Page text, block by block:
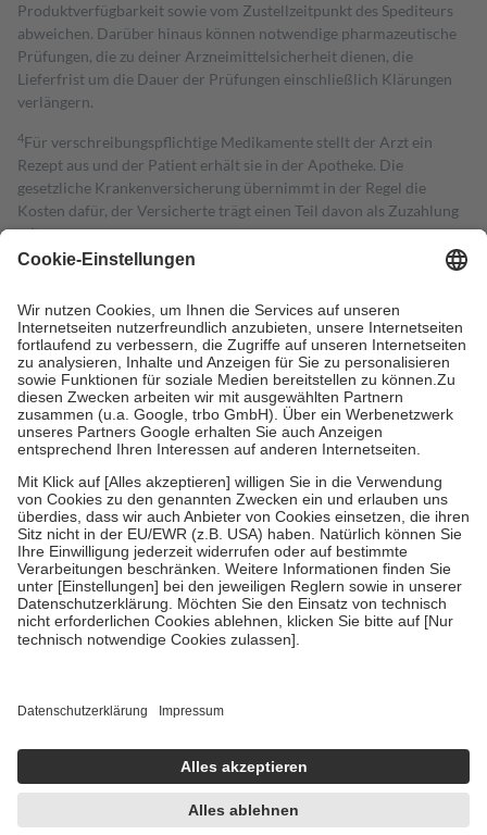
Produktverfügbarkeit sowie vom Zustellzeitpunkt des Spediteurs
abweichen. Darüber hinaus können notwendige pharmazeutische
Prüfungen, die zu deiner Arzneimittelsicherheit dienen, die
Lieferfrist um die Dauer der Prüfungen einschließlich Klärungen
verlängern.
4Für verschreibungspflichtige Medikamente stellt der Arzt ein
Rezept aus und der Patient erhält sie in der Apotheke. Die
gesetzliche Krankenversicherung übernimmt in der Regel die
Kosten dafür, der Versicherte trägt einen Teil davon als Zuzahlung
mit.
Grundsätzlich leisten Mitglieder Zuzahlungen in Höhe von zehn
höchstens zehn Euro.
Es sind jedoch nie mehr als die tatsächlichen
Kosten der Leistung zu entrichten.
Diese Regeln gelten grundsätzlich auch für Online-Apotheken.
Bei Heilmitteln und häuslicher Krankenpflege beträgt die
Zuzahlung zehn Prozent der Kosten sowie zehn Euro je
Verordnung.
Um das Engagement der Versicherten für ihre eigene Gesundheit zu
stärken und die besondere Stellung der Familie zu unterstützen,
fallenkeine Zuzahlungenan bei:
• Kindern und Jugendlichen bis zum vollendeten 18. Lebensjahr
mit Ausnahme der Fahrkosten
• Untersuchungen zur Vorsorge und Früherkennung, die von der
GKV getragen werden
• empfohlenen Schutzimpfungen
• Harn- und Blutteststreifen
getroffen, um sicherzustellen, dass es sich um echte Bewertungen
https://help.etrusted.com/hc/de/articles/4419944605341
Einige Bilder und Inhalte wurden unter Zuhilfenahme künstlicher